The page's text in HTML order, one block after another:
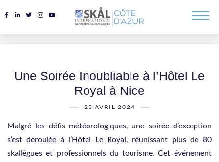
Une Soirée Inoubliable à l’Hôtel Le
Royal à Nice
23 AVRIL 2024
Malgré les défis météorologiques, une soirée d’exception
s’est déroulée à l’Hôtel Le Royal, réunissant plus de 80
skallègues et professionnels du tourisme. Cet événement